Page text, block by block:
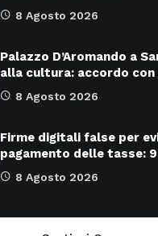
8 Agosto 2026
Palazzo D’Aromando a
alla cultura: accordo
8 Agosto 2026
Firme digitali false per
pagamento delle tasse:
8 Agosto 2026